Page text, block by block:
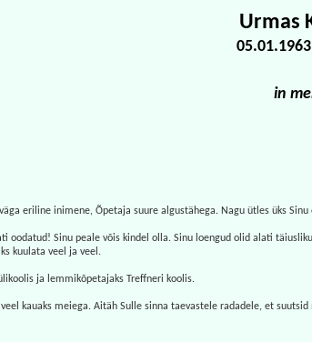
Urmas
in
eriline inimene, Õpetaja suure algustähega. Nagu ütles üks Sinu
oodatud! Sinu peale võis kindel olla. Sinu loengud olid alati
kuulata veel ja veel.
ja lemmikõpetajaks Treffneri koolis.
kauaks meiega. Aitäh Sulle sinna taevastele radadele, et